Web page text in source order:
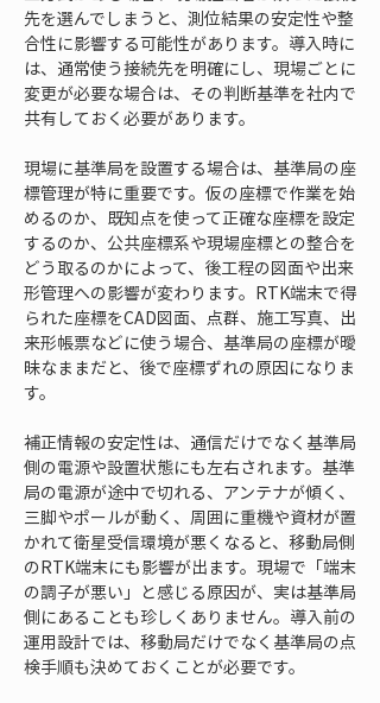
先を選んでしまうと、測位結果の安定性や整
合性に影響する可能性があります。導入時に
は、通常使う接続先を明確にし、現場ごとに
変更が必要な場合は、その判断基準を社内で
共有しておく必要があります。
現場に基準局を設置する場合は、基準局の座
標管理が特に重要です。仮の座標で作業を始
めるのか、既知点を使って正確な座標を設定
するのか、公共座標系や現場座標との整合を
どう取るのかによって、後工程の図面や出来
形管理への影響が変わります。RTK端末で得
られた座標をCAD図面、点群、施工写真、出
来形帳票などに使う場合、基準局の座標が曖
昧なままだと、後で座標ずれの原因になりま
す。
補正情報の安定性は、通信だけでなく基準局
側の電源や設置状態にも左右されます。基準
局の電源が途中で切れる、アンテナが傾く、
三脚やポールが動く、周囲に重機や資材が置
かれて衛星受信環境が悪くなると、移動局側
のRTK端末にも影響が出ます。現場で「端末
の調子が悪い」と感じる原因が、実は基準局
側にあることも珍しくありません。導入前の
運用設計では、移動局だけでなく基準局の点
検手順も決めておくことが必要です。